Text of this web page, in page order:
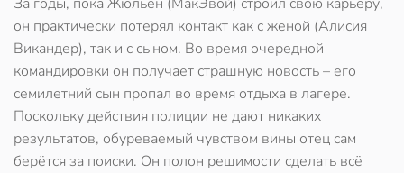
он практически потерял контакт как с женой (Алисия
Викандер), так и с сыном. Во время очередной
командировки он получает страшную новость – его
семилетний сын пропал во время отдыха в лагере.
Поскольку действия полиции не дают никаких
результатов, обуреваемый чувством вины отец сам
берётся за поиски. Он полон решимости сделать всё